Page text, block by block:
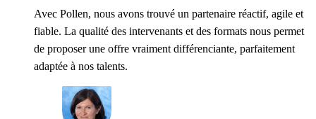
Avec Pollen, nous avons trouvé un partenaire réactif, agile et
fiable. La qualité des intervenants et des formats nous permet
de proposer une offre vraiment différenciante, parfaitement
adaptée à nos talents.